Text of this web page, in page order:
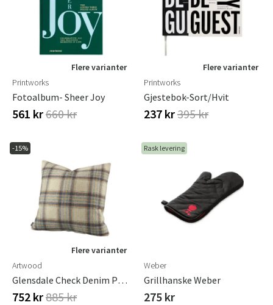
Flere varianter
Printworks
Fotoalbum- Sheer Joy
561 kr660 kr
Flere varianter
Printworks
Gjestebok-Sort/Hvit
237 kr395 kr
-15%
Flere varianter
Artwood
Glensdale Check Denim Putetrekk 50x50 Cm
752 kr885 kr
Rask levering
Weber
Grillhanske Weber
275 kr